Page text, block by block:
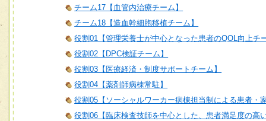
チーム17【血管内治療チーム】
チーム18【造血幹細胞移植チーム】
役割01【管理栄養士が中心となった患者のQOL向上チ
役割02【DPC検証チーム】
役割03【医療経済・制度サポートチーム】
役割04【薬剤師病棟常駐】
役割05【ソーシャルワーカー病棟担当制による患者・
役割06【臨床検査技師を中心とした、患者満足度の高